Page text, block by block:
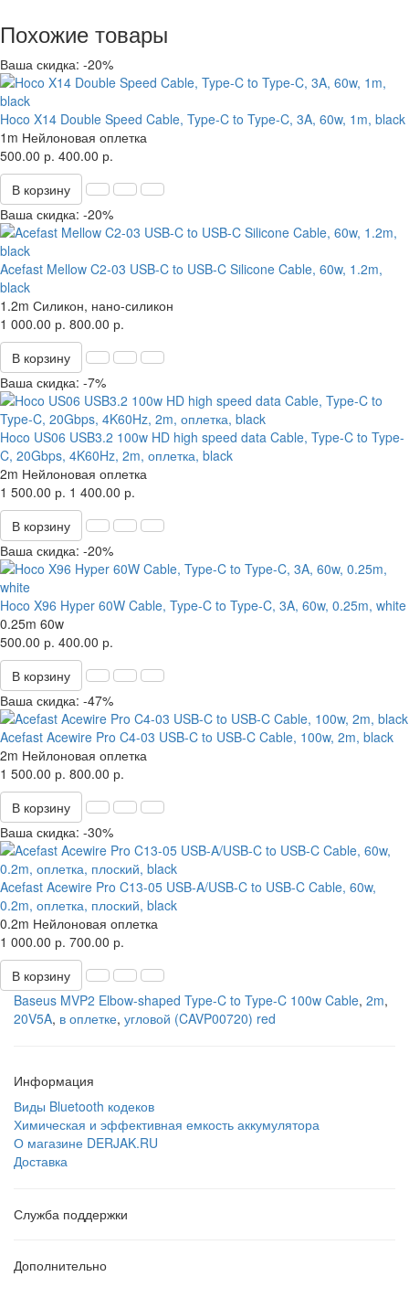
Похожие товары
Ваша скидка: -20%
Hoco X14 Double Speed Cable, Type-C to Type-C, 3A, 60w, 1m, black
1m Нейлоновая оплетка
500.00 р. 400.00 р.
В корзину
Ваша скидка: -20%
Acefast Mellow C2-03 USB-C to USB-C Silicone Cable, 60w, 1.2m,
black
1.2m Силикон, нано-силикон
1 000.00 р. 800.00 р.
В корзину
Ваша скидка: -7%
Hoco US06 USB3.2 100w HD high speed data Cable, Type-C to Type-
C, 20Gbps, 4K60Hz, 2m, оплетка, black
2m Нейлоновая оплетка
1 500.00 р. 1 400.00 р.
В корзину
Ваша скидка: -20%
Hoco X96 Hyper 60W Cable, Type-C to Type-C, 3A, 60w, 0.25m, white
0.25m 60w
500.00 р. 400.00 р.
В корзину
Ваша скидка: -47%
Acefast Acewire Pro C4-03 USB-C to USB-C Cable, 100w, 2m, black
2m Нейлоновая оплетка
1 500.00 р. 800.00 р.
В корзину
Ваша скидка: -30%
Acefast Acewire Pro C13-05 USB-A/USB-C to USB-C Cable, 60w,
0.2m, оплетка, плоский, black
0.2m Нейлоновая оплетка
1 000.00 р. 700.00 р.
В корзину
Baseus MVP2 Elbow-shaped Type-C to Type-C 100w Cable, 2m,
20V5A, в оплетке, угловой (CAVP00720) red
Информация
Виды Bluetooth кодеков
Химическая и эффективная емкость аккумулятора
О магазине DERJAK.RU
Доставка
Служба поддержки
Дополнительно